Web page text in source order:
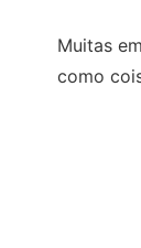
Muitas
como